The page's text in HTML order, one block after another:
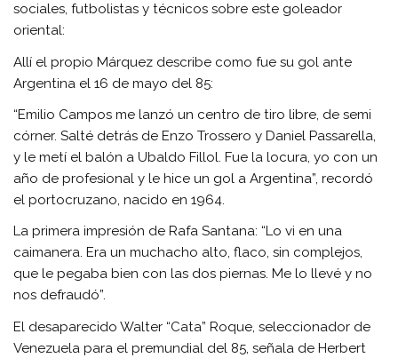
sociales, futbolistas y técnicos sobre este goleador
oriental:
Allí el propio Márquez describe como fue su gol ante
Argentina el 16 de mayo del 85:
“Emilio Campos me lanzó un centro de tiro libre, de semi
córner. Salté detrás de Enzo Trossero y Daniel Passarella,
y le metí el balón a Ubaldo Fillol. Fue la locura, yo con un
año de profesional y le hice un gol a Argentina”, recordó
el portocruzano, nacido en 1964.
La primera impresión de Rafa Santana: “Lo vi en una
caimanera. Era un muchacho alto, flaco, sin complejos,
que le pegaba bien con las dos piernas. Me lo llevé y no
nos defraudó”.
El desaparecido Walter “Cata” Roque, seleccionador de
Venezuela para el premundial del 85, señala de Herbert